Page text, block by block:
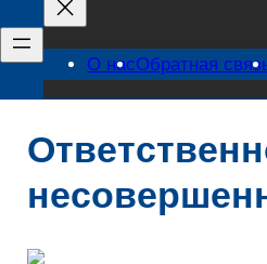
О насОбратная